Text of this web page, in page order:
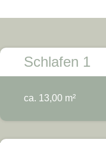
Schlafen 1
ca. 13,00 m²